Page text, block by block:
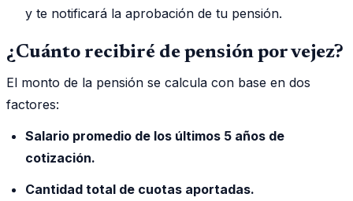
y te notificará la aprobación de tu pensión.
¿Cuánto recibiré de pensión por vejez?
El monto de la pensión se calcula con base en dos
factores:
Salario promedio de los últimos 5 años de
cotización.
Cantidad total de cuotas aportadas.